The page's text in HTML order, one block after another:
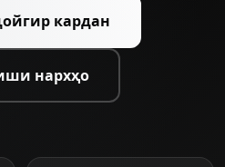
кардан
нархҳо